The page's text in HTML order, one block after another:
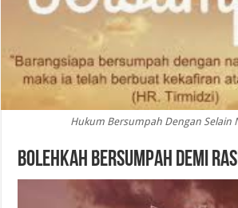
Hukum Bersumpah Dengan Selain
Bolehkah Bersumpah Demi